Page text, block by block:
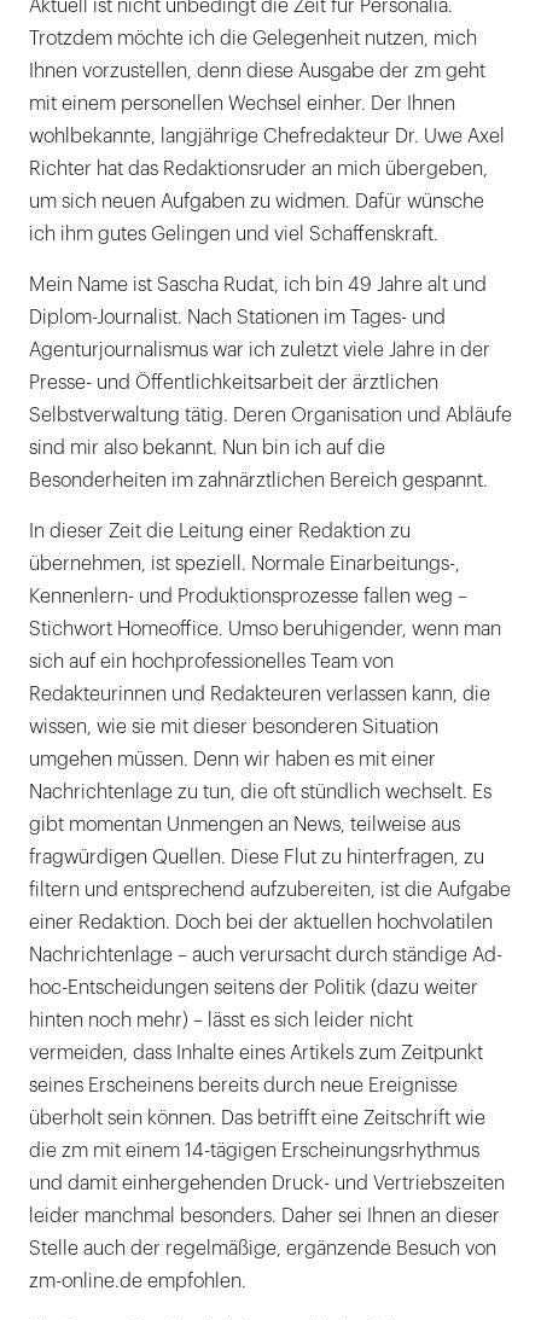
Aktuell ist nicht unbedingt die Zeit für Personalia.
Trotzdem möchte ich die Gelegenheit nutzen, mich
Ihnen vorzustellen, denn diese Ausgabe der zm geht
mit einem personellen Wechsel einher. Der Ihnen
wohlbekannte, langjährige Chefredakteur Dr. Uwe Axel
Richter hat das Redaktionsruder an mich übergeben,
um sich neuen Aufgaben zu widmen. Dafür wünsche
ich ihm gutes Gelingen und viel Schaffenskraft.
Mein Name ist Sascha Rudat, ich bin 49 Jahre alt und
Diplom-Journalist. Nach Stationen im Tages- und
Agenturjournalismus war ich zuletzt viele Jahre in der
Presse- und Öffentlichkeitsarbeit der ärztlichen
Selbstverwaltung tätig. Deren Organisation und Abläufe
sind mir also bekannt. Nun bin ich auf die
Besonderheiten im zahnärztlichen Bereich gespannt.
In dieser Zeit die Leitung einer Redaktion zu
übernehmen, ist speziell. Normale Einarbeitungs-,
Kennenlern- und Produktionsprozesse fallen weg –
Stichwort Homeoffice. Umso beruhigender, wenn man
sich auf ein hochprofessionelles Team von
Redakteurinnen und Redakteuren verlassen kann, die
wissen, wie sie mit dieser besonderen Situation
umgehen müssen. Denn wir haben es mit einer
Nachrichtenlage zu tun, die oft stündlich wechselt. Es
gibt momentan Unmengen an News, teilweise aus
fragwürdigen Quellen. Diese Flut zu hinterfragen, zu
filtern und entsprechend aufzubereiten, ist die Aufgabe
einer Redaktion. Doch bei der aktuellen hochvolatilen
Nachrichtenlage – auch verursacht durch ständige Ad-
hoc-Entscheidungen seitens der Politik (dazu weiter
hinten noch mehr) – lässt es sich leider nicht
vermeiden, dass Inhalte eines Artikels zum Zeitpunkt
seines Erscheinens bereits durch neue Ereignisse
überholt sein können. Das betrifft eine Zeitschrift wie
die zm mit einem 14-tägigen Erscheinungsrhythmus
und damit einhergehenden Druck- und Vertriebszeiten
leider manchmal besonders. Daher sei Ihnen an dieser
Stelle auch der regelmäßige, ergänzende Besuch von
zm-online.de empfohlen.